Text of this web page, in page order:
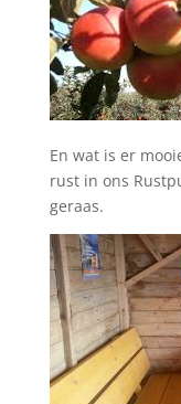
En wat is er
rust in ons
geraas.